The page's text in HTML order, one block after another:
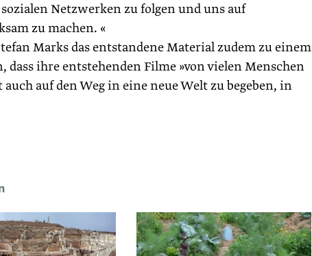
Netzwerken zu folgen und uns auf
zu machen. «
Marks das entstandene Material zudem zu einem
dass ihre entstehenden Filme »von vielen Menschen
auf den Weg in eine neue Welt zu begeben, in